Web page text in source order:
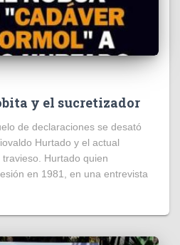
y el sucretizador
de declaraciones se desató
Hurtado y el actual
Hurtado quien
en 1981, en una entrevista